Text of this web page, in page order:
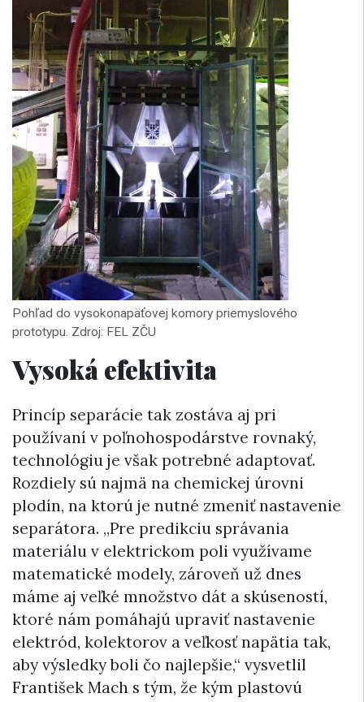
Pohľad do vysokonapäťovej komory priemyslového
prototypu. Zdroj: FEL ZČU
Vysoká efektivita
Princíp separácie tak zostáva aj pri
používaní v poľnohospodárstve rovnaký,
technológiu je však potrebné adaptovať.
Rozdiely sú najmä na chemickej úrovni
plodín, na ktorú je nutné zmeniť nastavenie
separátora. „Pre predikciu správania
materiálu v elektrickom poli využívame
matematické modely, zároveň už dnes
máme aj veľké množstvo dát a skúseností,
ktoré nám pomáhajú upraviť nastavenie
elektród, kolektorov a veľkosť napätia tak,
aby výsledky boli čo najlepšie,“ vysvetlil
František Mach s tým, že kým plastovú